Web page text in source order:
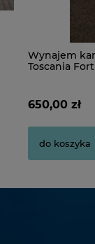
Wynajem
Toscania
650,00 zł
do koszyka
Pudełko na
2,80 zł
do koszyka